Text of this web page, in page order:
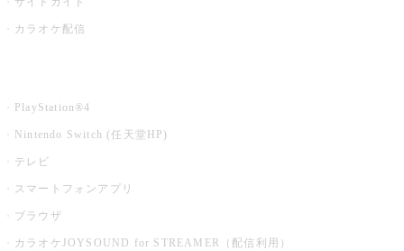
カラオケ配信
PlayStation®4
Nintendo Switch (任天堂HP)
テレビ
スマートフォンアプリ
ブラウザ
カラオケJOYSOUND for STREAMER（配信利用）